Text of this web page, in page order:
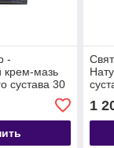
-
крем-мазь
сустава 30
30
1